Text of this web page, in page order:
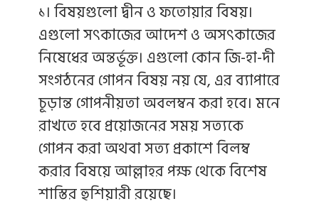
১। বিষয়গুলো দ্বীন ও ফতোয়ার বিষয়।
এগুলো সৎকাজের আদেশ ও অসৎকাজের
নিষেধের অন্তর্ভূক্ত। এগুলো কোন জি-হা-দী
সংগঠনের গোপন বিষয় নয় যে, এর ব্যাপারে
চূড়ান্ত গোপনীয়তা অবলম্বন করা হবে। মনে
রাখতে হবে প্রয়োজনের সময় সত্যকে
গোপন করা অথবা সত্য প্রকাশে বিলম্ব
করার বিষয়ে আল্লাহর পক্ষ থেকে বিশেষ
শাস্তির হুশিয়ারী রয়েছে।